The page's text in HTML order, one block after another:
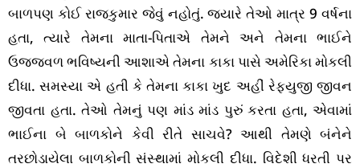
બાળપણ કોઈ રાજકુમાર જેવું નહોતું. જ્યારે તેઓ માત્ર 9 વર્ષના
હતા, ત્યારે તેમના માતા-પિતાએ તેમને અને તેમના ભાઈને
ઉજ્જવળ ભવિષ્યની આશાએ તેમના કાકા પાસે અમેરિકા મોકલી
દીધા. સમસ્યા એ હતી કે તેમના કાકા ખુદ અહીં રેફ્યુજી જીવન
જીવતા હતા. તેઓ તેમનું પણ માંડ માંડ પુરું કરતા હતા, એવામાં
ભાઈના બે બાળકોને કેવી રીતે સાચવે? આથી તેમણે બંનેને
તરછોડાયેલા બાળકોની સંસ્થામાં મોકલી દીધા. વિદેશી ધરતી પર